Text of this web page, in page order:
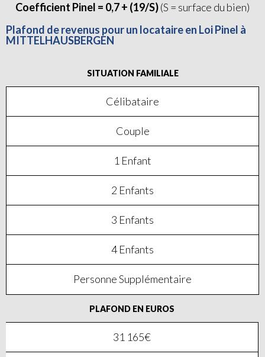
Coefficient Pinel = 0,7 + (19/S)(S = surface du bien)
Plafond de revenus pour un locataire en Loi Pinel à
MITTELHAUSBERGEN
SITUATION FAMILIALE
Célibataire
Couple
1 Enfant
2 Enfants
3 Enfants
4 Enfants
Personne Supplémentaire
PLAFOND EN EUROS
31 165€